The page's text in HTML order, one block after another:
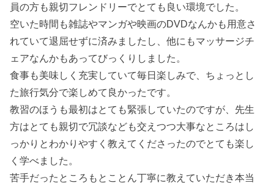
員の方も親切フレンドリーでとても良い環境でした。
空いた時間も雑誌やマンガや映画のDVDなんかも用意さ
れていて退屈せずに済みましたし、他にもマッサージチ
ェアなんかもあってびっくりしました。
食事も美味しく充実していて毎日楽しみで、ちょっとし
た旅行気分で楽しめて良かったです。
教習のほうも最初はとても緊張していたのですが、先生
方はとても親切で冗談なども交えつつ大事なところはし
っかりとわかりやすく教えてくださったのでとても楽し
く学べました。
苦手だったところもとことん丁寧に教えていただき本当